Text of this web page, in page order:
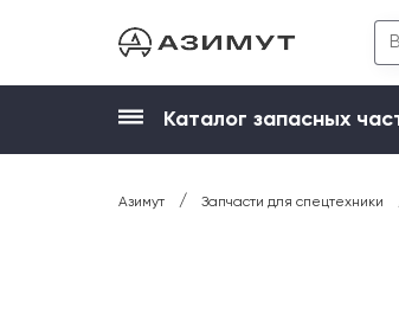
Каталог запасных
Азимут / Запчасти для спецтехники